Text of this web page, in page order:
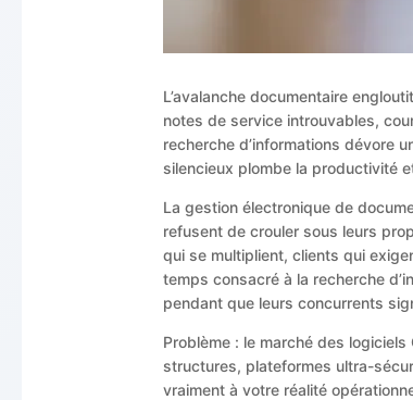
L’avalanche documentaire
notes de service introuvables,
recherche d’informations dévore
silencieux plombe la productivité
La gestion électronique de
refusent de crouler sous leurs
qui se multiplient, clients qui
temps consacré à la recherche
pendant que leurs concurrents
Problème : le marché des
structures, plateformes ultra-
vraiment à votre réalité